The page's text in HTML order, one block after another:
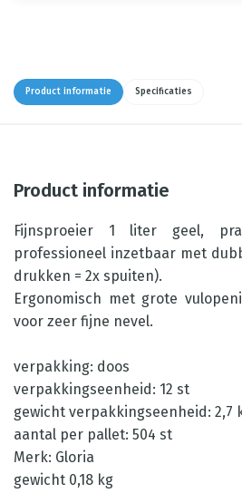
Product informatie Specificaties
Product informatie
Fijnsproeier 1 liter geel,
professioneel inzetbaar met
drukken = 2x spuiten).
Ergonomisch met grote
voor zeer fijne nevel.
verpakking: doos
verpakkingseenheid: 12 st
gewicht verpakkingseenheid: 2,7
aantal per pallet: 504 st
Merk: Gloria
gewicht 0,18 kg